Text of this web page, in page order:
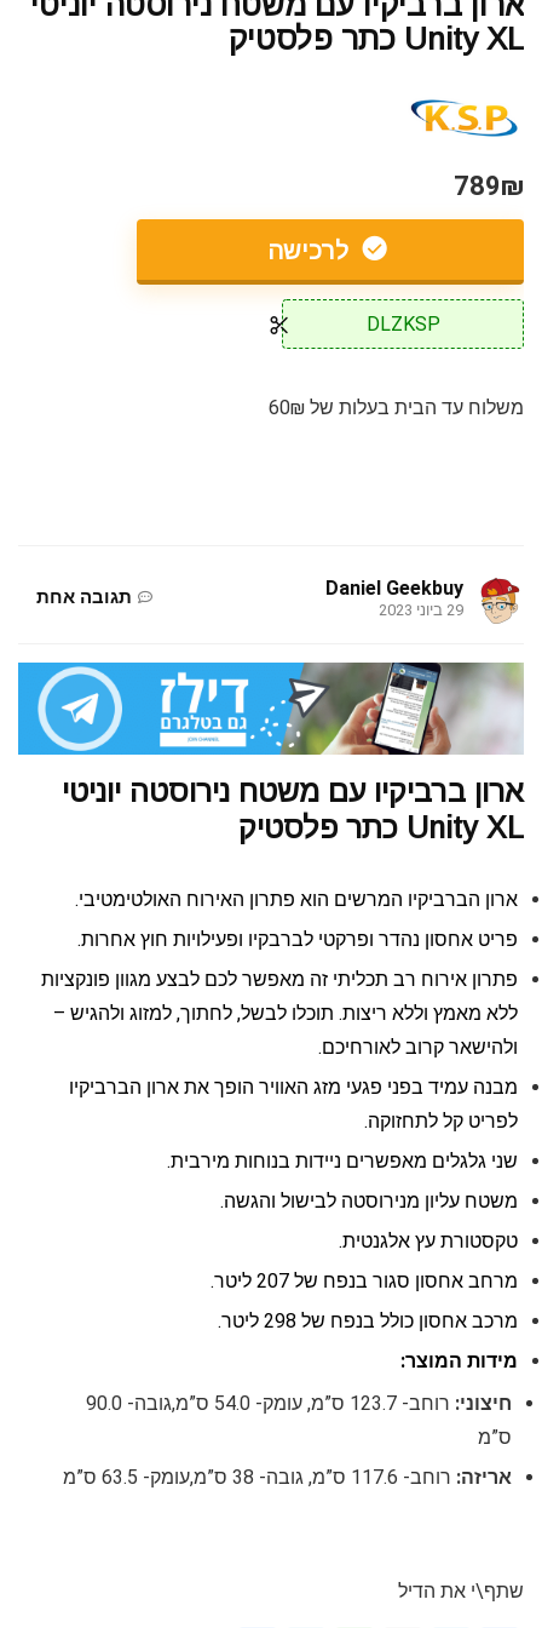
Unity XL כתר פלסטיק
789₪
לרכישה
DLZKSP
משלוח עד הבית בעלות של 60₪
Daniel Geekbuy
29 ביוני 2023
תגובה אחת
ארון ברביקיו עם משטח נירוסטה יוניטי
Unity XL כתר פלסטיק
ארון הברביקיו המרשים הוא פתרון האירוח האולטימטיבי.
פריט אחסון נהדר ופרקטי לברבקיו ופעילויות חוץ אחרות.
פתרון אירוח רב תכליתי זה מאפשר לכם לבצע מגוון פונקציות
ללא מאמץ וללא ריצות. תוכלו לבשל, לחתוך, למזוג ולהגיש –
ולהישאר קרוב לאורחיכם.
מבנה עמיד בפני פגעי מזג האוויר הופך את ארון הברביקיו
לפריט קל לתחזוקה.
שני גלגלים מאפשרים ניידות בנוחות מירבית.
משטח עליון מנירוסטה לבישול והגשה.
טקסטורת עץ אלגנטית.
מרחב אחסון סגור בנפח של 207 ליטר.
מרכב אחסון כולל בנפח של 298 ליטר.
מידות המוצר:
חיצוני:
רוחב- 123.7 ס”מ, עומק- 54.0 ס”מ,גובה- 90.0
ס”מ
אריזה: רוחב- 117.6 ס”מ, גובה- 38 ס”מ,עומק- 63.5 ס”מ
שתף\י את הדיל